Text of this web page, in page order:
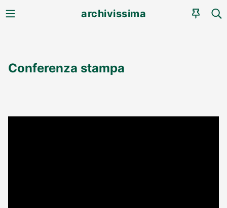
MENU archivissima
Conferenza stampa